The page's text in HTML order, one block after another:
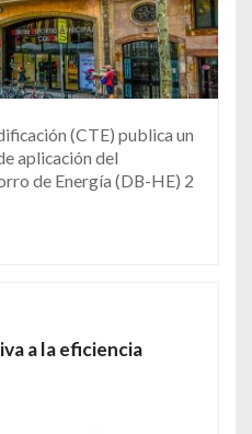
(CTE) publica un
aplicación del
de Energía (DB-HE) 2
a la eficiencia